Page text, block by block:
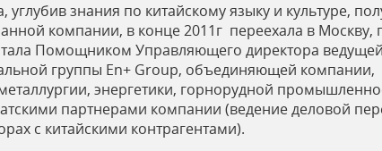
углубив знания по китайскому языку и культуре,
компании, в конце 2011г переехала в Москву,
Помощником Управляющего директора ведущей
группы En+ Group, объединяющей компании,
энергетики, горнорудной
партнерами компании (ведение деловой
с китайскими контрагентами).